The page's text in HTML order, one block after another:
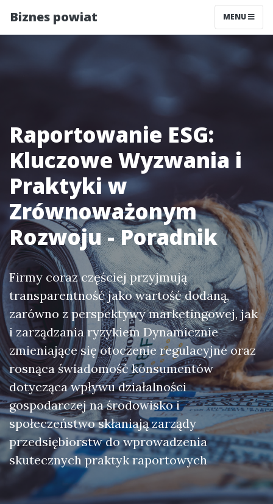
Biznes powiat MENU
Raportowanie ESG:
Kluczowe Wyzwania i
Praktyki w
Zrównoważonym
Rozwoju - Poradnik
Firmy coraz częściej przyjmują
transparentność jako wartość dodaną,
zarówno z perspektywy marketingowej, jak
i zarządzania ryzykiem Dynamicznie
zmieniające się otoczenie regulacyjne oraz
rosnąca świadomość konsumentów
dotycząca wpływu działalności
gospodarczej na środowisko i
społeczeństwo skłaniają zarządy
przedsiębiorstw do wprowadzenia
skutecznych praktyk raportowych